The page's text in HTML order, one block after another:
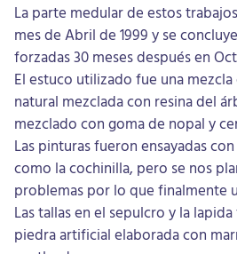
La parte medular de estos
mes de Abril de 1999 y se
forzadas 30 meses después en
El estuco utilizado fue una
natural mezclada con resina del
mezclado con goma de nopal y
Las pinturas fueron ensayadas
como la cochinilla, pero se nos
problemas por lo que finalmente
Las tallas en el sepulcro y la
piedra artificial elaborada con